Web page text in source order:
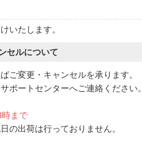
いたします。
セルについて
ご変更・キャンセルを承ります。
ポートセンターへご連絡ください。
まで
の出荷は行っておりません。